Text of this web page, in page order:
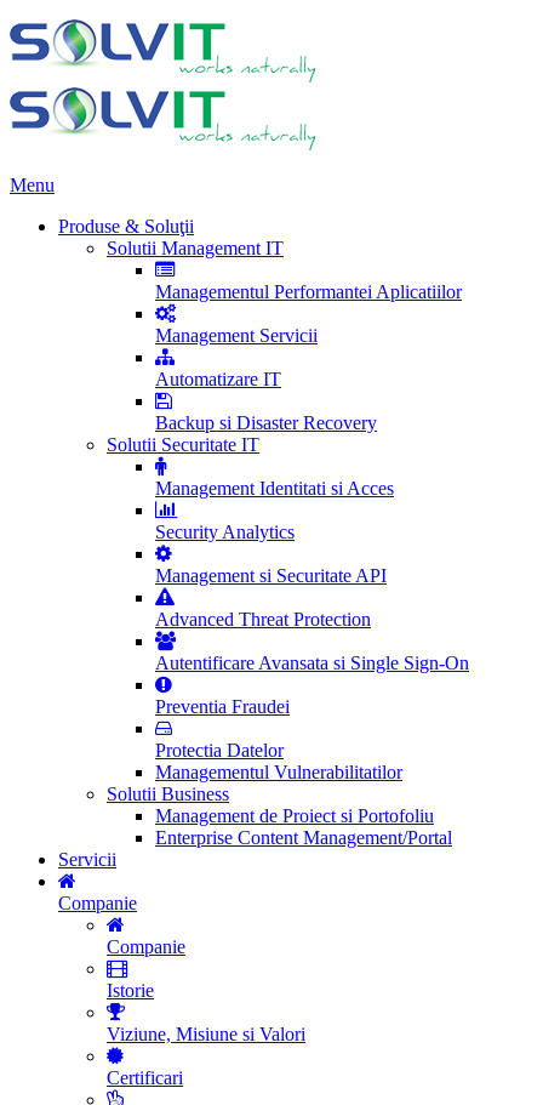
Menu
Produse & Soluţii
Solutii Management IT
Managementul Performantei Aplicatiilor
Management Servicii
Automatizare IT
Backup si Disaster Recovery
Solutii Securitate IT
Management Identitati si Acces
Security Analytics
Management si Securitate API
Advanced Threat Protection
Autentificare Avansata si Single Sign-On
Preventia Fraudei
Protectia Datelor
Managementul Vulnerabilitatilor
Solutii Business
Management de Proiect si Portofoliu
Enterprise Content Management/Portal
Servicii
Companie
Companie
Istorie
Viziune, Misiune si Valori
Certificari